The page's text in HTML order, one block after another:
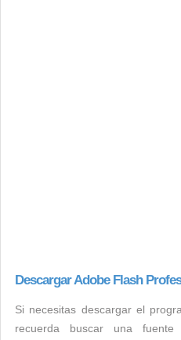
Descargar Adobe Flash
Si necesitas descargar el
recuerda buscar una